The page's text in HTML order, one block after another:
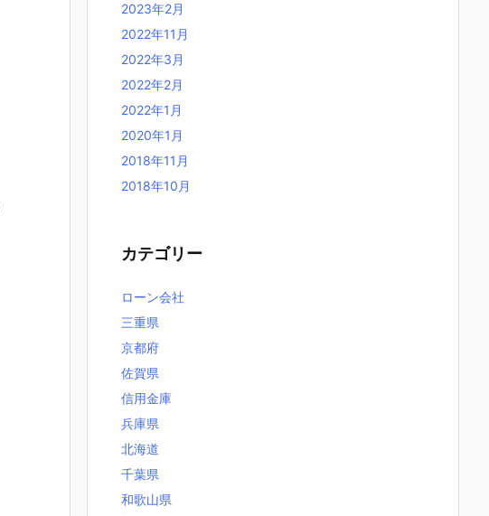
2023年2月
2022年11月
2022年3月
2022年2月
2022年1月
2020年1月
2018年11月
2018年10月
カテゴリー
ローン会社
三重県
京都府
佐賀県
信用金庫
兵庫県
北海道
千葉県
和歌山県